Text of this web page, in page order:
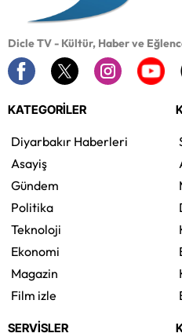
Dicle TV - Kültür, Haber ve
KATEGORİLER
Diyarbakır Haberleri
Asayiş
Gündem
Politika
Teknoloji
Ekonomi
Magazin
Film izle
SERVİSLER